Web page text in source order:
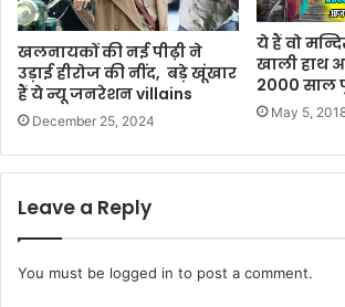
खलनायकों की नई पीढ़ी ने
उड़ाई हीरोज की नींद, बड़े खूंखार
हैं ये न्यू जनरेशन villains
December 25, 2024
ये हैं वो
खाली हाथ
2000 साल
May 5,
Leave a Reply
You must be logged in to post a comment.